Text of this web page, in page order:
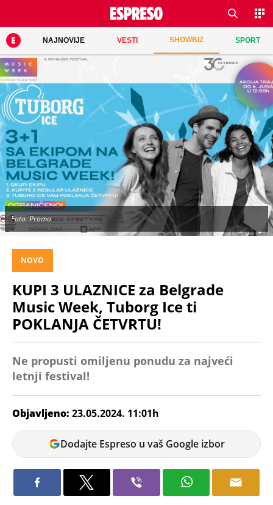
NAJNOVIJE VESTI SHOWBIZ SPORT
Foto: Promo
NOVO
KUPI 3 ULAZNICE za Belgrade
Music Week, Tuborg Ice ti
POKLANJA ČETVRTU!
Ne propusti omiljenu ponudu za najveći
letnji festival!
Objavljeno: 23.05.2024. 11:01h
Milica
StanimirovićDodajte Espreso u vaš Google izbor